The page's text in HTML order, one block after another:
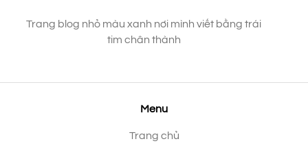
Trang blog nhỏ màu xanh nơi mình viết bằng trái
tim chân thành
Menu
Trang chủ